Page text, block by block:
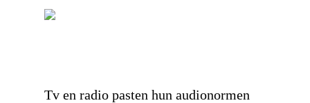
Tv en radio pasten hun audionormen